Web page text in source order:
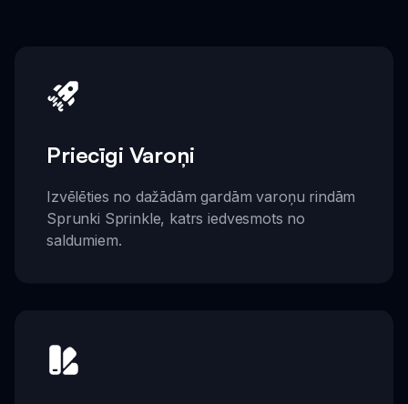
Priecīgi Varoņi
Izvēlēties no dažādām gardām varoņu rindām
Sprunki Sprinkle, katrs iedvesmots no
saldumiem.